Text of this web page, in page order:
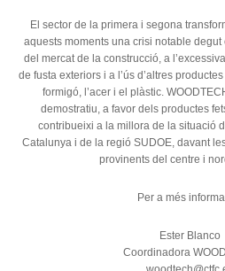
El sector de la primera i segona
aquests moments una crisi notable
del mercat de la construcció, a
de fusta exteriors i a l’ús d’altres
formigó, l’acer i el plàstic.
demostratiu, a favor dels productes
contribueixi a la millora de la situació
Catalunya i de la regió SUDOE, davant
provinents del centre i
Per a més
Ester Blanco
Coordinadora